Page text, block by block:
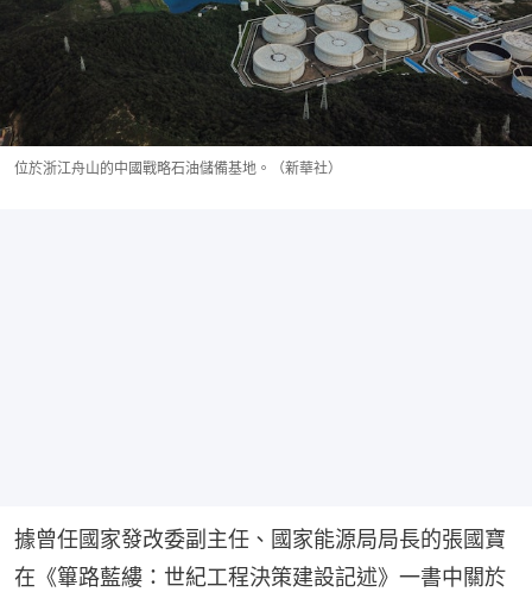
位於浙江舟山的中國戰略石油儲備基地。（新華社）
據曾任國家發改委副主任、國家能源局局長的張國寶
在《篳路藍縷：世紀工程決策建設記述》一書中關於